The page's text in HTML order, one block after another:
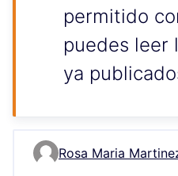
permitido
puedes leer
ya
Comentario 284
Rosa Maria